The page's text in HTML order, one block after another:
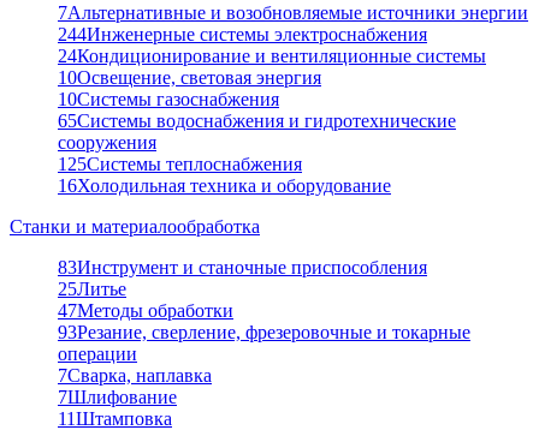
7Альтернативные и возобновляемые источники энергии
244Инженерные системы электроснабжения
24Кондиционирование и вентиляционные системы
10Освещение, световая энергия
10Системы газоснабжения
65Системы водоснабжения и гидротехнические
сооружения
125Системы теплоснабжения
16Холодильная техника и оборудование
Станки и материалообработка
83Инструмент и станочные приспособления
25Литье
47Методы обработки
93Резание, сверление, фрезеровочные и токарные
операции
7Сварка, наплавка
7Шлифование
11Штамповка